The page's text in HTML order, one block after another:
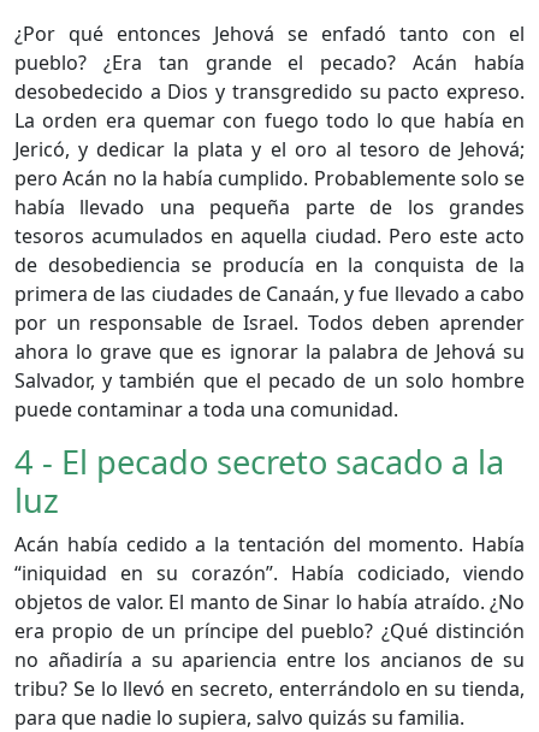
¿Por qué entonces Jehová se enfadó tanto con el
pueblo? ¿Era tan grande el pecado? Acán había
desobedecido a Dios y transgredido su pacto expreso.
La orden era quemar con fuego todo lo que había en
Jericó, y dedicar la plata y el oro al tesoro de Jehová;
pero Acán no la había cumplido. Probablemente solo se
había llevado una pequeña parte de los grandes
tesoros acumulados en aquella ciudad. Pero este acto
de desobediencia se producía en la conquista de la
primera de las ciudades de Canaán, y fue llevado a cabo
por un responsable de Israel. Todos deben aprender
ahora lo grave que es ignorar la palabra de Jehová su
Salvador, y también que el pecado de un solo hombre
puede contaminar a toda una comunidad.
4 - El pecado secreto sacado a la
luz
Acán había cedido a la tentación del momento. Había
“iniquidad en su corazón”. Había codiciado, viendo
objetos de valor. El manto de Sinar lo había atraído. ¿No
era propio de un príncipe del pueblo? ¿Qué distinción
no añadiría a su apariencia entre los ancianos de su
tribu? Se lo llevó en secreto, enterrándolo en su tienda,
para que nadie lo supiera, salvo quizás su familia.